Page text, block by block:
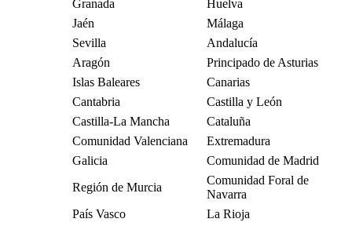
Granada
Huelva
Jaén
Málaga
Sevilla
Andalucía
Aragón
Principado de Asturias
Islas Baleares
Canarias
Cantabria
Castilla y León
Castilla-La Mancha
Cataluña
Comunidad Valenciana
Extremadura
Galicia
Comunidad de Madrid
Región de Murcia
Comunidad Foral de
Navarra
País Vasco
La Rioja